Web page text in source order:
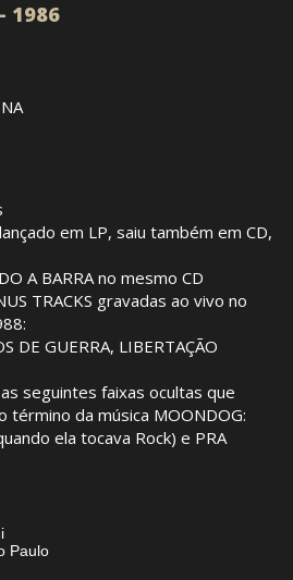
Paulo
1986
em LP, saiu também em CD,
A BARRA no mesmo CD
TRACKS gravadas ao vivo no
DE GUERRA, LIBERTAÇÃO
seguintes faixas ocultas que
término da música MOONDOG:
ela tocava Rock) e PRA